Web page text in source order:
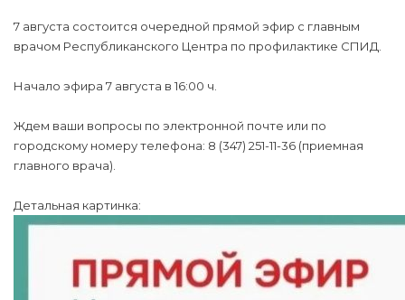
7 августа состоится очередной прямой эфир с главным
врачом Республиканского Центра по профилактике СПИД.
Начало эфира 7 августа в 16:00 ч.
Ждем ваши вопросы по электронной почте или по
городскому номеру телефона: 8 (347) 251-11-36 (приемная
главного врача).
Детальная картинка: